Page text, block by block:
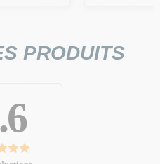
PRODUITS